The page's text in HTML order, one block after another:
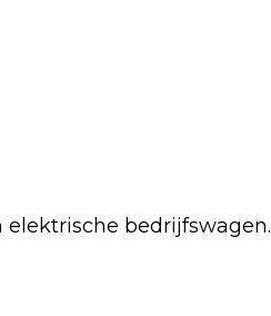
elektrische bedrijfswagen.